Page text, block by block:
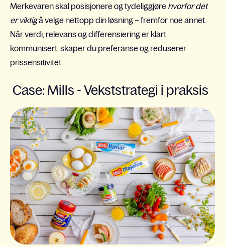
Merkevaren skal posisjonere og tydeliggjøre hvorfor det
er viktigå velge nettopp din løsning – fremfor noe annet.
Når verdi, relevans og differensiering er klart
kommunisert, skaper du preferanse og reduserer
prissensitivitet.
Case: Mills - Vekststrategi i praksis